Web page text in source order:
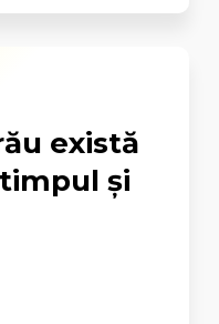
există
și